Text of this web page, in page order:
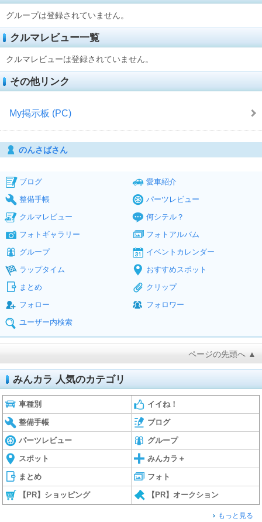
グループは登録されていません。
クルマレビュー一覧
クルマレビューは登録されていません。
その他リンク
My掲示板 (PC)
のんさばさん
ブログ
愛車紹介
整備手帳
パーツレビュー
クルマレビュー
何シテル？
フォトギャラリー
フォトアルバム
グループ
イベントカレンダー
ラップタイム
おすすめスポット
まとめ
クリップ
フォロー
フォロワー
ユーザー内検索
ページの先頭へ ▲
みんカラ 人気のカテゴリ
車種別 イイね！
整備手帳 ブログ
パーツレビュー グループ
スポット みんカラ＋
まとめ フォト
【PR】ショッピング 【PR】オークション
もっと見る